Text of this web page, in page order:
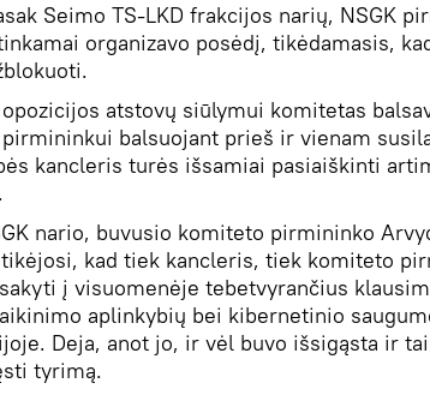
Seimo TS-LKD frakcijos narių, NSGK
organizavo posėdį, tikėdamasis,
atstovų siūlymui komitetas
balsuojant prieš ir vienam
kancleris turės išsamiai pasiaiškinti
nario, buvusio komiteto pirmininko
kad tiek kancleris, tiek komiteto
į visuomenėje tebetvyrančius
aplinkybių bei kibernetinio
Deja, anot jo, ir vėl buvo išsigąsta ir
tyrimą.